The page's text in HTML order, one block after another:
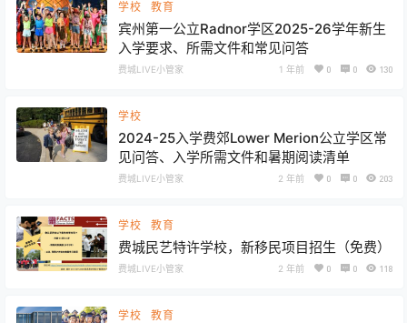
学校 教育
宾州第一公立Radnor学区2025-26学年新生
入学要求、所需文件和常见问答
费城LIVE小管家 1 年前 0 0 130
学校
2024-25入学费郊Lower Merion公立学区常
见问答、入学所需文件和暑期阅读清单
费城LIVE小管家 2 年前 0 0 203
学校 教育
费城民艺特许学校，新移民项目招生（免费）
费城LIVE小管家 2 年前 0 0 118
学校 教育